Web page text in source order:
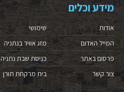
מידע וכלים
אודות
המייל האדום
פרסום באתר
צור קשר
שימושי
מזג אוויר בנתניה
כניסת שבת נתניה
בית מרקחת תורן